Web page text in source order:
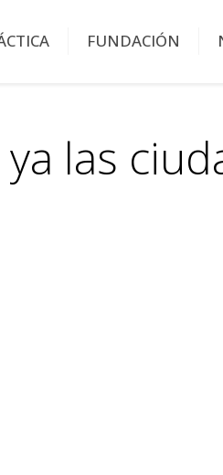
FUNDACIÓN
las